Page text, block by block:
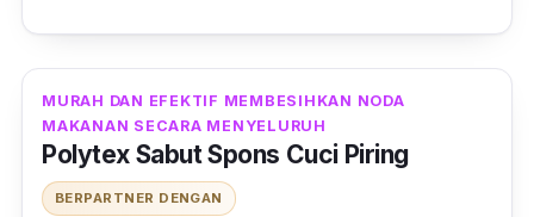
MURAH DAN EFEKTIF MEMBESIHKAN NODA
MAKANAN SECARA MENYELURUH
Polytex Sabut Spons Cuci Piring
BERPARTNER DENGAN